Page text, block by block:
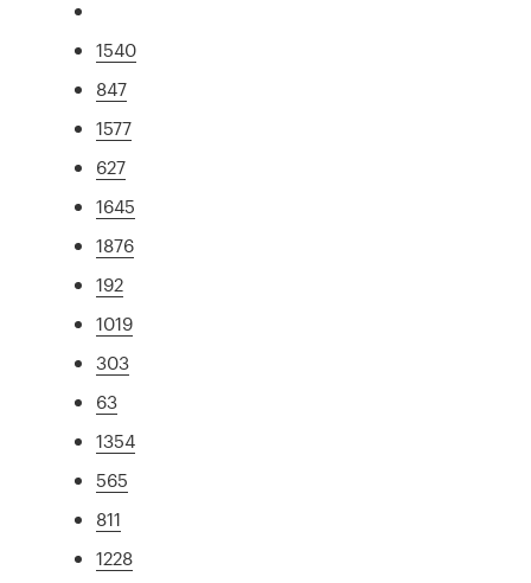
1540
847
1577
627
1645
1876
192
1019
303
63
1354
565
811
1228